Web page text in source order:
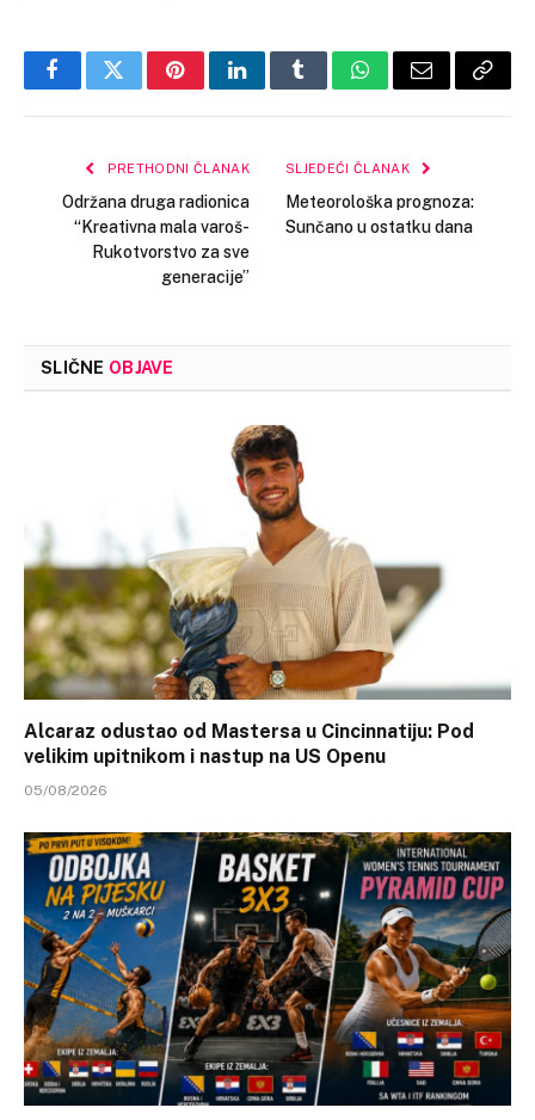
FacebookTwitterPinterestLinkedInTumblrWhatsApp
Email Copy
PRETHODNI ČLANAK
Održana druga radionica
“Kreativna mala varoš-
Rukotvorstvo za sve
generacije”
SLJEDEĆI ČLANAK
Meteorološka prognoza:
Sunčano u ostatku dana
SLIČNE OBJAVE
Alcaraz odustao od Mastersa u Cincinnatiju: Pod
velikim upitnikom i nastup na US Openu
05/08/2026